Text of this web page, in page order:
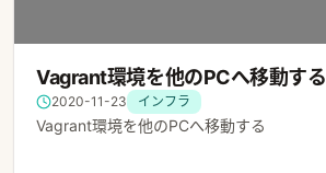
Vagrant環境を他のPCへ移動する
2020-11-23 インフラ
Vagrant環境を他のPCへ移動する